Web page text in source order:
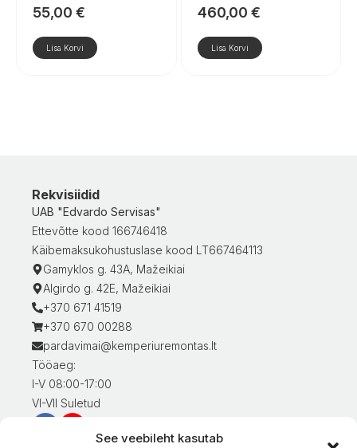
See veebileht kasutab
55,00 €
Lisa Korvi
460,00 €
Lisa Korvi
Rekvisiidid
UAB "Edvardo Servisas"
Ettevõtte kood 166746418
Käibemaksukohustuslase kood LT667464113
Gamyklos g. 43A, Mažeikiai
Algirdo g. 42E, Mažeikiai
+370 671 41519
+370 670 00288
pardavimai@kemperiuremontas.lt
Tööaeg:
I-V 08:00-17:00
VI-VII Suletud